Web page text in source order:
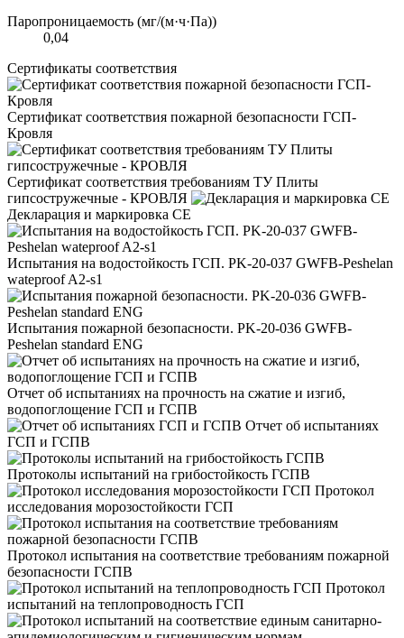
Паропроницаемость (мг/(м·ч·Па))
0,04
Сертификаты соответствия
Сертификат соответствия пожарной безопасности ГСП-
Кровля
Сертификат соответствия требованиям ТУ Плиты
гипсостружечные - КРОВЛЯ
Декларация и маркировка CE
Испытания на водостойкость ГСП. PK-20-037 GWFB-Peshelan
wateproof A2-s1
Испытания пожарной безопасности. PK-20-036 GWFB-
Peshelan standard ENG
Отчет об испытаниях на прочность на сжатие и изгиб,
водопоглощение ГСП и ГСПВ
Отчет об испытаниях
ГСП и ГСПВ
Протоколы испытаний на грибостойкость ГСПВ
Протокол
исследования морозостойкости ГСП
Протокол испытания на соответствие требованиям пожарной
безопасности ГСПВ
Протокол
испытаний на теплопроводность ГСП